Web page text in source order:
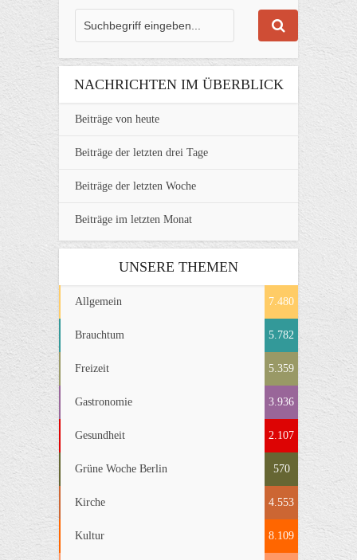
NACHRICHTEN IM ÜBERBLICK
Beiträge von heute
Beiträge der letzten drei Tage
Beiträge der letzten Woche
Beiträge im letzten Monat
UNSERE THEMEN
Allgemein 7.480
Brauchtum 5.782
Freizeit 5.359
Gastronomie 3.936
Gesundheit 2.107
Grüne Woche Berlin 570
Kirche 4.553
Kultur 8.109